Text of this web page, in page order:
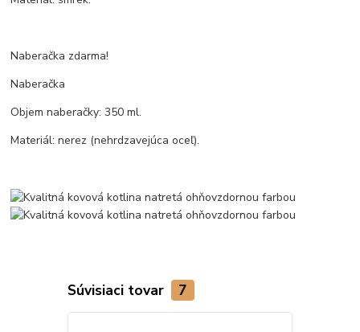
Naberačka zdarma!
Naberačka
Objem naberačky: 350 ml.
Materiál: nerez (nehrdzavejúca oceľ).
Súvisiaci tovar 7